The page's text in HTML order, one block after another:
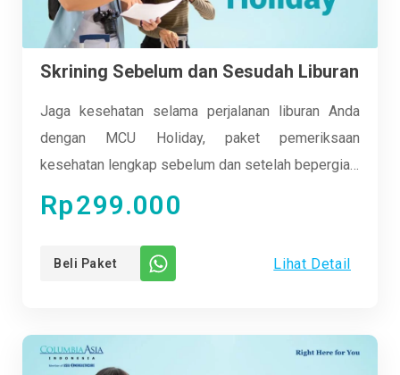
Skrining Sebelum dan Sesudah Liburan
Jaga kesehatan selama perjalanan liburan Anda
dengan MCU Holiday, paket pemeriksaan
kesehatan lengkap sebelum dan setelah bepergian.
Nikmati liburan dengan tenang, pastikan tubuh tetap
fit, dan deteksi dini risiko kesehatan setelah
Rp299.000
Beli Paket Lihat Detail